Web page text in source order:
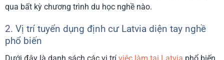
qua bất kỳ chương trình du học nghề nào.
2. Vị trí tuyển dụng định cư Latvia diện tay nghề
phổ biến